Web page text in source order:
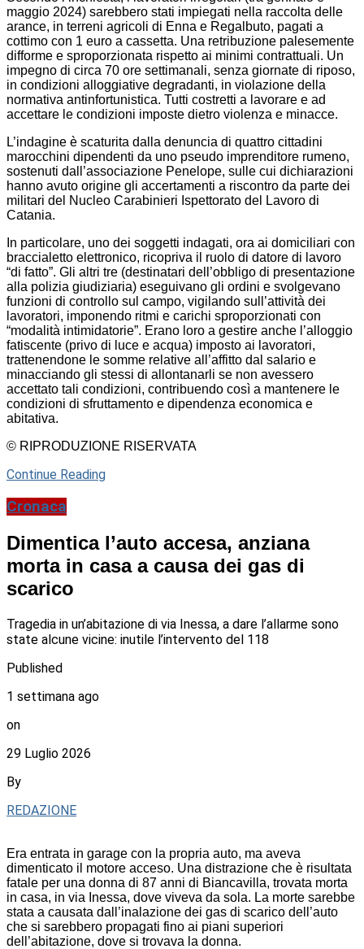
maggio 2024) sarebbero stati impiegati nella raccolta delle
arance, in terreni agricoli di Enna e Regalbuto, pagati a
cottimo con 1 euro a cassetta. Una retribuzione palesemente
difforme e sproporzionata rispetto ai minimi contrattuali. Un
impegno di circa 70 ore settimanali, senza giornate di riposo,
in condizioni alloggiative degradanti, in violazione della
normativa antinfortunistica. Tutti costretti a lavorare e ad
accettare le condizioni imposte dietro violenza e minacce.
L’indagine è scaturita dalla denuncia di quattro cittadini
marocchini dipendenti da uno pseudo imprenditore rumeno,
sostenuti dall’associazione Penelope, sulle cui dichiarazioni
hanno avuto origine gli accertamenti a riscontro da parte dei
militari del Nucleo Carabinieri Ispettorato del Lavoro di
Catania.
In particolare, uno dei soggetti indagati, ora ai domiciliari con
braccialetto elettronico, ricopriva il ruolo di datore di lavoro
“di fatto”. Gli altri tre (destinatari dell’obbligo di presentazione
alla polizia giudiziaria) eseguivano gli ordini e svolgevano
funzioni di controllo sul campo, vigilando sull’attività dei
lavoratori, imponendo ritmi e carichi sproporzionati con
“modalità intimidatorie”. Erano loro a gestire anche l’alloggio
fatiscente (privo di luce e acqua) imposto ai lavoratori,
trattenendone le somme relative all’affitto dal salario e
minacciando gli stessi di allontanarli se non avessero
accettato tali condizioni, contribuendo così a mantenere le
condizioni di sfruttamento e dipendenza economica e
abitativa.
© RIPRODUZIONE RISERVATA
Continue Reading
Cronaca
Dimentica l’auto accesa, anziana
morta in casa a causa dei gas di
scarico
Tragedia in un’abitazione di via Inessa, a dare l’allarme sono
state alcune vicine: inutile l’intervento del 118
Published
1 settimana ago
on
29 Luglio 2026
By
REDAZIONE
Era entrata in garage con la propria auto, ma aveva
dimenticato il motore acceso. Una distrazione che è risultata
fatale per una donna di 87 anni di Biancavilla, trovata morta
in casa, in via Inessa, dove viveva da sola. La morte sarebbe
stata a causata dall’inalazione dei gas di scarico dell’auto
che si sarebbero propagati fino ai piani superiori
dell’abitazione, dove si trovava la donna.